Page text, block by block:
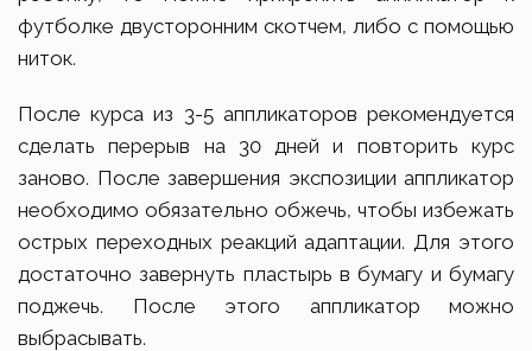
футболке двусторонним скотчем, либо с помощью
ниток.
После курса из 3-5 аппликаторов рекомендуется
сделать перерыв на 30 дней и повторить курс
заново. После завершения экспозиции аппликатор
необходимо обязательно обжечь, чтобы избежать
острых переходных реакций адаптации. Для этого
достаточно завернуть пластырь в бумагу и бумагу
поджечь. После этого аппликатор можно
выбрасывать.